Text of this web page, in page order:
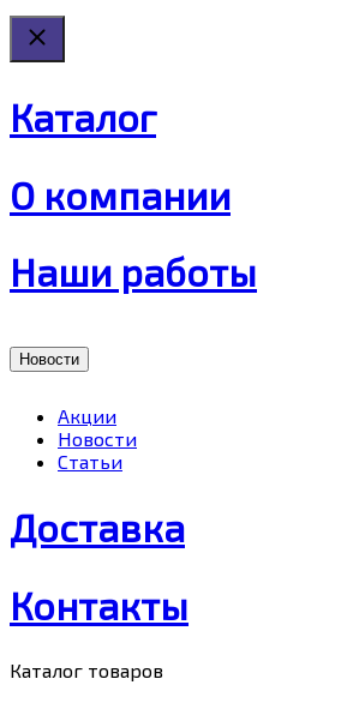
Каталог
О компании
Наши работы
Новости
Акции
Новости
Статьи
Доставка
Контакты
Каталог товаров